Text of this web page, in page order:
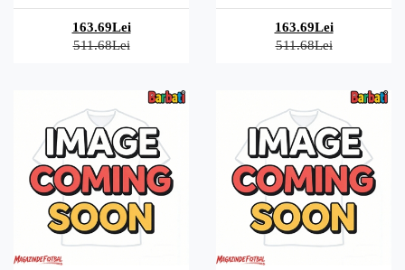
163.69Lei
511.68Lei
163.69Lei
511.68Lei